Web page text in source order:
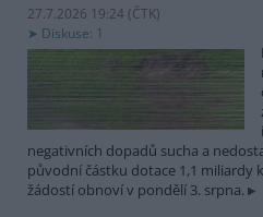
27.7.2026 19:24 (ČTK)
Diskuse: 1
negativních dopadů sucha a
původní částku dotace 1,1 miliardy
žádostí obnoví v pondělí 3. srpna.